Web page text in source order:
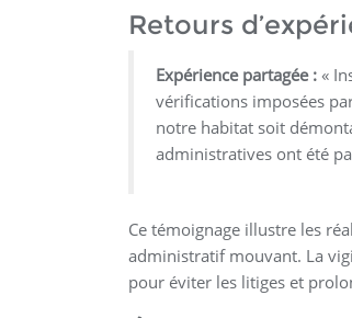
Retours
Expérience partagée : «
vérifications imposées
notre habitat soit
administratives ont été
Ce témoignage illustre les
administratif mouvant. La
pour éviter les litiges et